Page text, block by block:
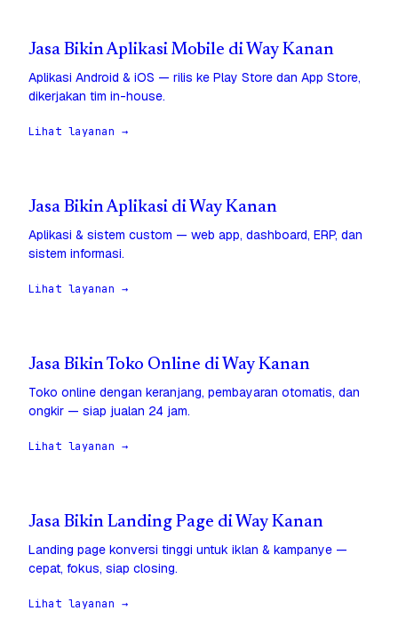
Jasa Bikin Aplikasi Mobile di Way Kanan
Aplikasi Android & iOS — rilis ke Play Store dan App Store,
dikerjakan tim in-house.
Lihat layanan →
Jasa Bikin Aplikasi di Way Kanan
Aplikasi & sistem custom — web app, dashboard, ERP, dan
sistem informasi.
Lihat layanan →
Jasa Bikin Toko Online di Way Kanan
Toko online dengan keranjang, pembayaran otomatis, dan
ongkir — siap jualan 24 jam.
Lihat layanan →
Jasa Bikin Landing Page di Way Kanan
Landing page konversi tinggi untuk iklan & kampanye —
cepat, fokus, siap closing.
Lihat layanan →